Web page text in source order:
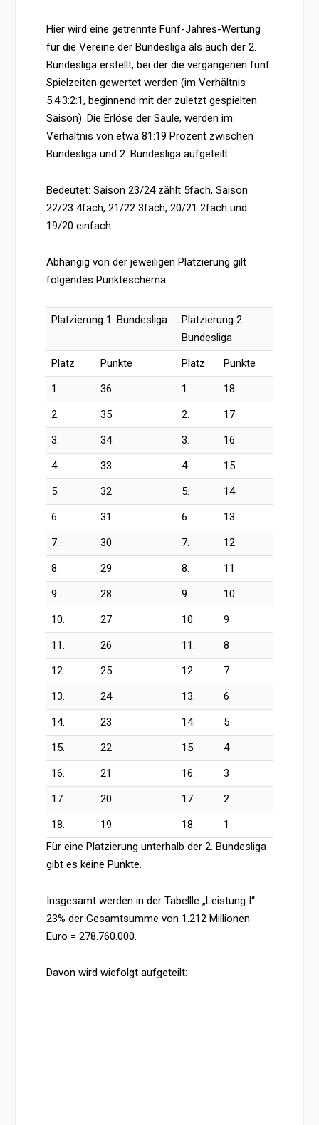
Hier wird eine getrennte Fünf-Jahres-Wertung
für die Vereine der Bundesliga als auch der 2.
Bundesliga erstellt, bei der die vergangenen fünf
Spielzeiten gewertet werden (im Verhältnis
5:4:3:2:1, beginnend mit der zuletzt gespielten
Saison). Die Erlöse der Säule, werden im
Verhältnis von etwa 81:19 Prozent zwischen
Bundesliga und 2. Bundesliga aufgeteilt.
Bedeutet: Saison 23/24 zählt 5fach, Saison
22/23 4fach, 21/22 3fach, 20/21 2fach und
19/20 einfach.
Abhängig von der jeweiligen Platzierung gilt
folgendes Punkteschema:
Platzierung 1. Bundesliga
Platzierung 2.
Bundesliga
Platz
Punkte Platz
Punkte
1.
36 1.
18
2.
35 2.
17
3.
34 3.
16
4.
33 4.
15
5.
32 5.
14
6.
31 6.
13
7.
30 7.
12
8.
29 8.
11
9.
28 9.
10
10.
27 10.
9
11.
26 11.
8
12.
25 12.
7
13.
24 13.
6
14.
23 14.
5
15.
22 15.
4
16.
21 16.
3
17.
20 17.
2
18.
19 18.
1
Für eine Platzierung unterhalb der 2. Bundesliga
gibt es keine Punkte.
Insgesamt werden in der Tabellle „Leistung I“
23% der Gesamtsumme von 1.212 Millionen
Euro = 278.760.000.
Davon wird wiefolgt aufgeteilt: